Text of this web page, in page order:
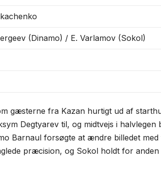
(Dinamo) / E. Varlamov (Sokol)
gæsterne fra Kazan hurtigt ud af
Degtyarev til, og midtvejs i
Barnaul forsøgte at ændre billedet
præcision, og Sokol holdt for